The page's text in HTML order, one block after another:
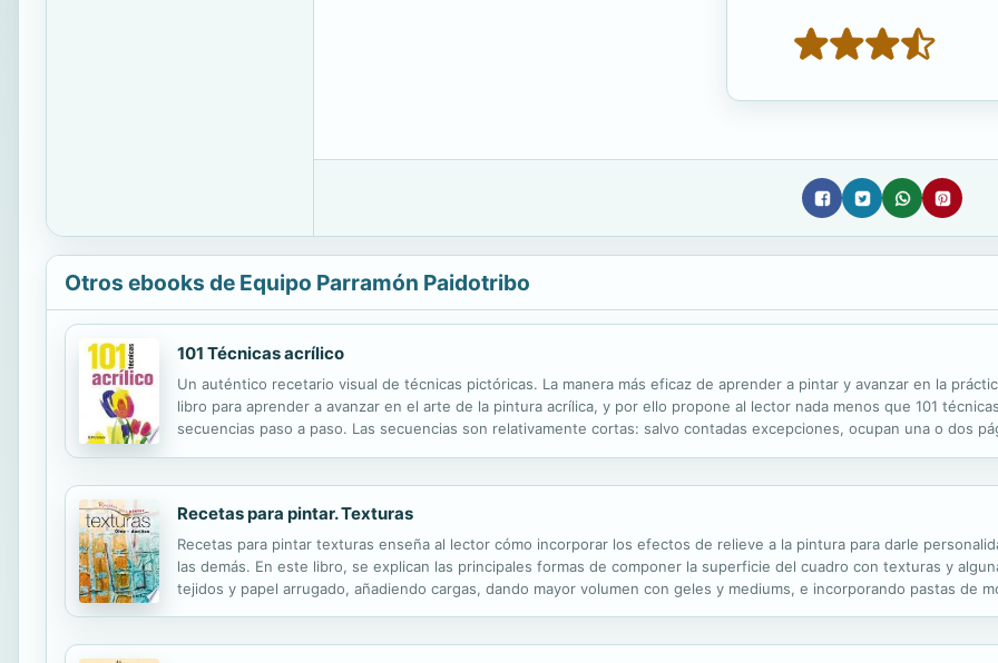
Otros ebooks de Equipo Parramón Paidotribo
101 Técnicas acrílico
Un auténtico recetario visual de técnicas pictóricas. La manera más eficaz de aprender a pintar y avanzar en la
libro para aprender a avanzar en el arte de la pintura acrílica, y por ello propone al lector nada menos que 101
secuencias paso a paso. Las secuencias son relativamente cortas: salvo contadas excepciones, ocupan una o dos
Recetas para pintar. Texturas
Recetas para pintar texturas enseña al lector cómo incorporar los efectos de relieve a la pintura para darle
las demás. En este libro, se explican las principales formas de componer la superficie del cuadro con texturas y
tejidos y papel arrugado, añadiendo cargas, dando mayor volumen con geles y mediums, e incorporando pastas de